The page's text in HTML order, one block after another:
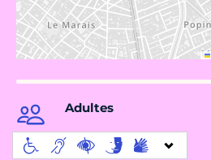
Adultes